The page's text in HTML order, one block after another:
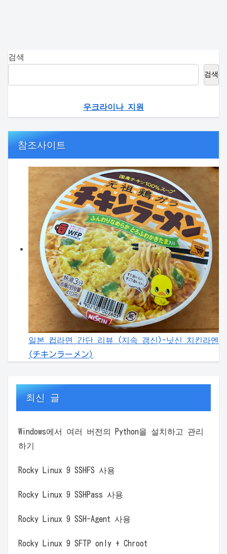
검색
검색
우크라이나 지원
참조사이트
일본 컵라면 간단 리뷰 (지속 갱신)-닛신 치킨라멘
(チキンラーメン)
최신 글
Windows에서 여러 버전의 Python을 설치하고 관리
하기
Rocky Linux 9 SSHFS 사용
Rocky Linux 9 SSHPass 사용
Rocky Linux 9 SSH-Agent 사용
Rocky Linux 9 SFTP only + Chroot